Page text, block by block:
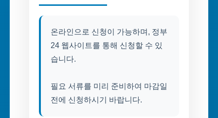
온라인으로 신청이 가능하며, 정부
24 웹사이트를 통해 신청할 수 있
습니다.
필요 서류를 미리 준비하여 마감일
전에 신청하시기 바랍니다.